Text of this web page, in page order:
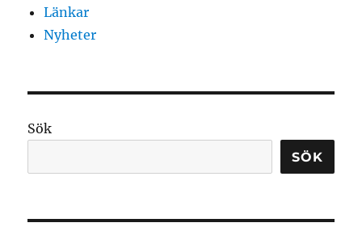
Länkar
Nyheter
Sök
SÖK